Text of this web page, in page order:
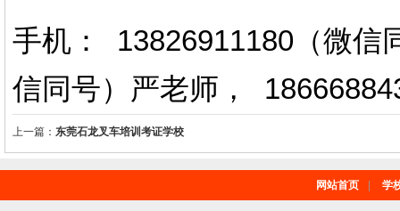
手机： 13826911180（微信
信同号）严老师 ，
上一篇： 东莞石龙叉车培训考证学校
网站首页 学